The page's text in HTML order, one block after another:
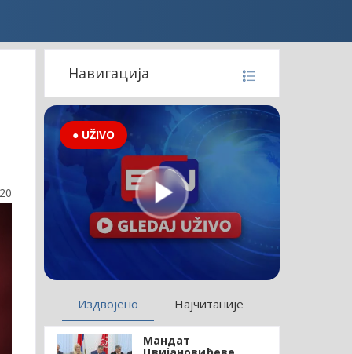
Навигација
● UŽIVO
Издвојено Најчитаније
Мандат